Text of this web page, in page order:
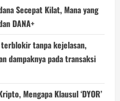
Secepat Kilat, Mana yang
DANA+
terblokir tanpa kejelasan,
dampaknya pada transaksi
Mengapa Klausul ‘DYOR’